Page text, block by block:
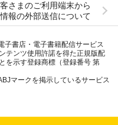
さまのご利用端末から
報の外部送信について
子書店・電子書籍配信サービス
テンツ使用許諾を得た正規版配
を示す登録商標（登録番号 第
マークを掲示しているサービス